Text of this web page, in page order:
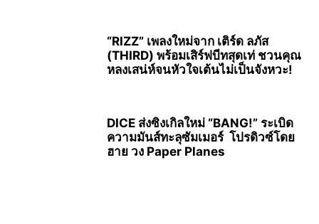
“RIZZ” เพลงใหม่จาก เติร์ด ลภัส
(THIRD) พร้อมเสิร์ฟบีทสุดเท่ ชวนคุณ
หลงเสน่ห์จนหัวใจเต้นไม่เป็นจังหวะ!
DICE ส่งซิงเกิลใหม่ “BANG!” ระเบิด
ความมันส์ทะลุซัมเมอร์ โปรดิวซ์โดย
ฮาย วง Paper Planes​